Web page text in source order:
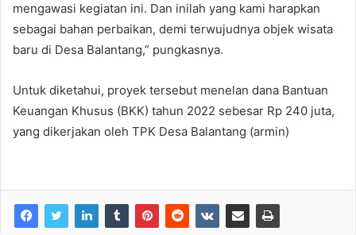
mengawasi kegiatan ini. Dan inilah yang kami harapkan
sebagai bahan perbaikan, demi terwujudnya objek wisata
baru di Desa Balantang,” pungkasnya.
Untuk diketahui, proyek tersebut menelan dana Bantuan
Keuangan Khusus (BKK) tahun 2022 sebesar Rp 240 juta,
yang dikerjakan oleh TPK Desa Balantang (armin)